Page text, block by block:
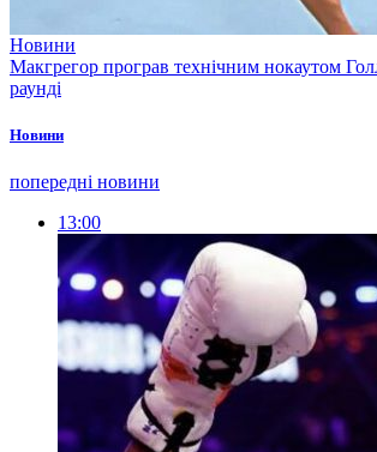
Новини
Макгрегор програв технічним нокаутом
раунді
Новини
попередні новини
13:00